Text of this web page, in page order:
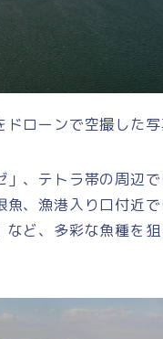
ローンで空撮した写
」、テトラ帯の周辺
魚、漁港入り口付近で
など、多彩な魚種を